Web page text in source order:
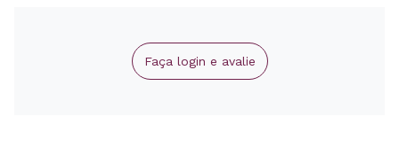
Faça login e avalie